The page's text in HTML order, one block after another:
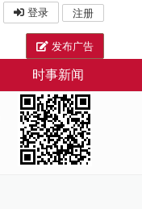
登录 注册
发布广告
时事新闻